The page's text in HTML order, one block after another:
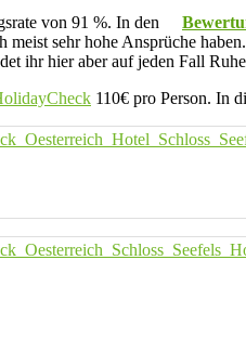
von 91 %. In den
meist sehr hohe Ansprüche
ihr hier aber auf jeden Fall
110€ pro Person. In